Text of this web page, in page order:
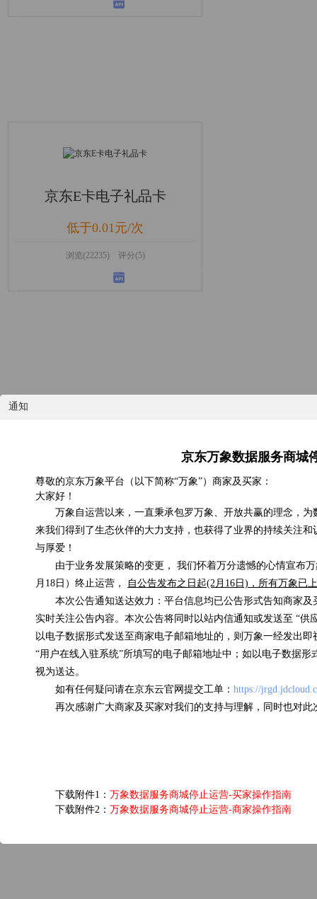
通知
京东万象数据服务商城
尊敬的京东万象平台（以下简称“万象”）商家及买家：
大家好！
万象自运营以来，一直秉承包罗万象、开放共赢的理念，
来我们得到了生态伙伴的大力支持，也获得了业界的持续关注
与厚爱！
由于业务发展策略的变更， 我们怀着万分遗憾的心情宣布
月18日）终止运营，
自公告发布之日起(2月16日)，所有万象已
本次公告通知送达效力：平台信息均已公告形式告知商家
实时关注公告内容。本次公告将同时以站内信通知或发送至 “供
以电子数据形式发送至商家电子邮箱地址的，则万象一经发出
“用户在线入驻系统”所填写的电子邮箱地址中；如以电子数据
视为送达。
如有任何疑问请在京东云官网提交工单： https://
再次感谢广大商家及买家对我们的支持与理解，同时也对
下载附件1： 万象数据服务商城停止运营-买家操作指南
下载附件2： 万象数据服务商城停止运营-商家操作指南
京东E卡电子礼品卡
低于0.01元/次
浏览(22235) 评分(5)
浏览(575) 评分(4)
浏览(1346) 评分(5)